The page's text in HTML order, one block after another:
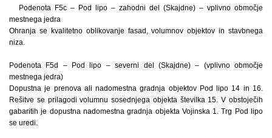
Podenota F5c – Pod lipo – zahodni del (Skajdne) – vplivno območje
mestnega jedra
Ohranja se kvalitetno oblikovanje fasad, volumnov objektov in stavbnega
niza.
Podenota F5d – Pod lipo – severni del (Skajdne) – (vplivno območje
mestnega jedra)
Dopustna je prenova ali nadomestna gradnja objektov Pod lipo 14 in 16.
Rešitve se prilagodi volumnu sosednjega objekta številka 15. V obstoječih
gabaritih je dopustna nadomestna gradnja objekta Vojinska 1. Trg Pod lipo
se uredi.